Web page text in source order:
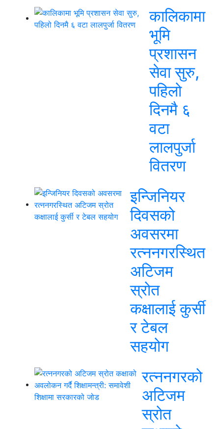
कालिकामा
भूमि
प्रशासन
सेवा सुरु,
पहिलो
दिनमै ६
वटा
लालपुर्जा
वितरण
इन्जिनियर
दिवसको
अवसरमा
रत्ननगरस्थित
अटिजम
स्रोत
कक्षालाई कुर्सी
र टेबल
सहयोग
रत्ननगरको
अटिजम
स्रोत